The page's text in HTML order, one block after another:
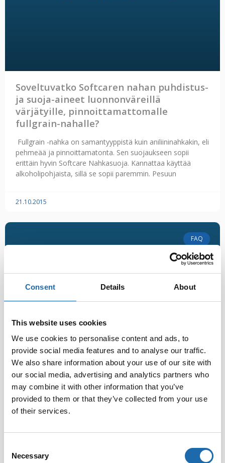
Consent Details About
This website uses cookies
We use cookies to personalise content and ads, to
provide social media features and to analyse our traffic.
We also share information about your use of our site with
our social media, advertising and analytics partners who
may combine it with other information that you’ve
provided to them or that they’ve collected from your use
of their services.
Selection
Necessary
Soveltuvatko Softcaren nahan puhdistus-
ja suoja-aineet luonnonväreillä
värjätyille, pinnoittamattomalle
fullgrain-nahalle?
Fullgrain -nahka on samantyyppistä kuin aniliininahkakin, eli
pehmeää ja pinnoittamatonta. Sen suojaukseen sopii
erittäin hyvin Softcare Nahkasuoja. Kannattaa käyttää
alkoholipohjaista, sillä se sopii paremmin. Pesuun
21.10.2015
FAQ
Sisältääkö mattosuoja silikonia?
Softcare Mattosuoja ei sisällä mitään silikoneja tai
silikoniyhdisteitä. Tuote leviää melko isopisaraisena
Tietysti mattosuojaa levitettäessä maton reunuksen
21.10.2015